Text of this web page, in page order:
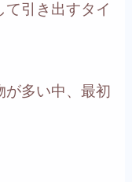
引き出すタイ
が多い中、最初